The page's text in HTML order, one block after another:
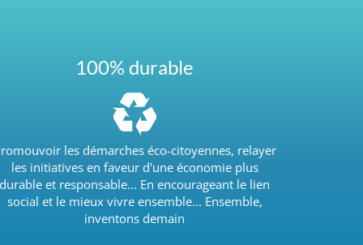
100% durable
les démarches éco-citoyennes, relayer
les initiatives en faveur d'une économie plus
durable et responsable... En encourageant le lien
social et le mieux vivre ensemble... Ensemble,
inventons demain